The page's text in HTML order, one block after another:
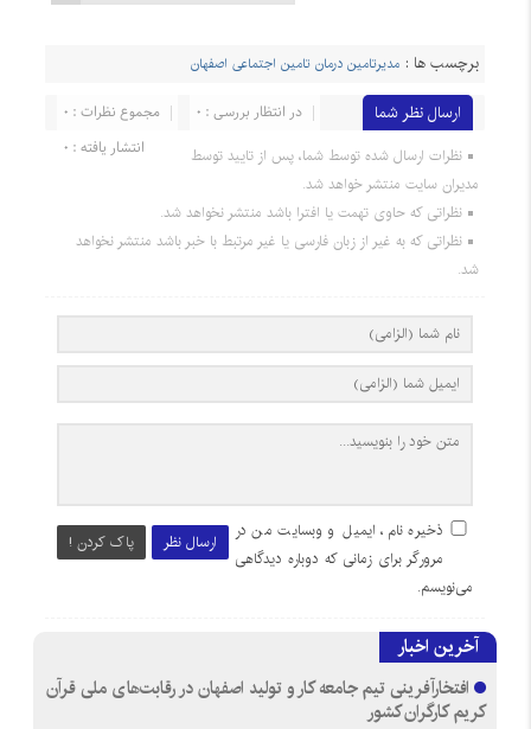
برچسب ها : مدیرتامین درمان تامین اجتماعی اصفهان
ارسال نظر شما مجموع نظرات : 0
در انتظار بررسی : 0
انتشار یافته : 0
نظرات ارسال شده توسط شما، پس از تایید توسط
مدیران سایت منتشر خواهد شد.
نظراتی که حاوی تهمت یا افترا باشد منتشر نخواهد شد.
نظراتی که به غیر از زبان فارسی یا غیر مرتبط با خبر باشد منتشر نخواهد
شد.
ارسال نظر پاک کردن !
ذخیره نام، ایمیل و وبسایت من در
مرورگر برای زمانی که دوباره دیدگاهی
می‌نویسم.
آخرین اخبار
افتخارآفرینی تیم جامعه کار و تولید اصفهان در رقابت‌های ملی قرآن
کریم کارگران کشور